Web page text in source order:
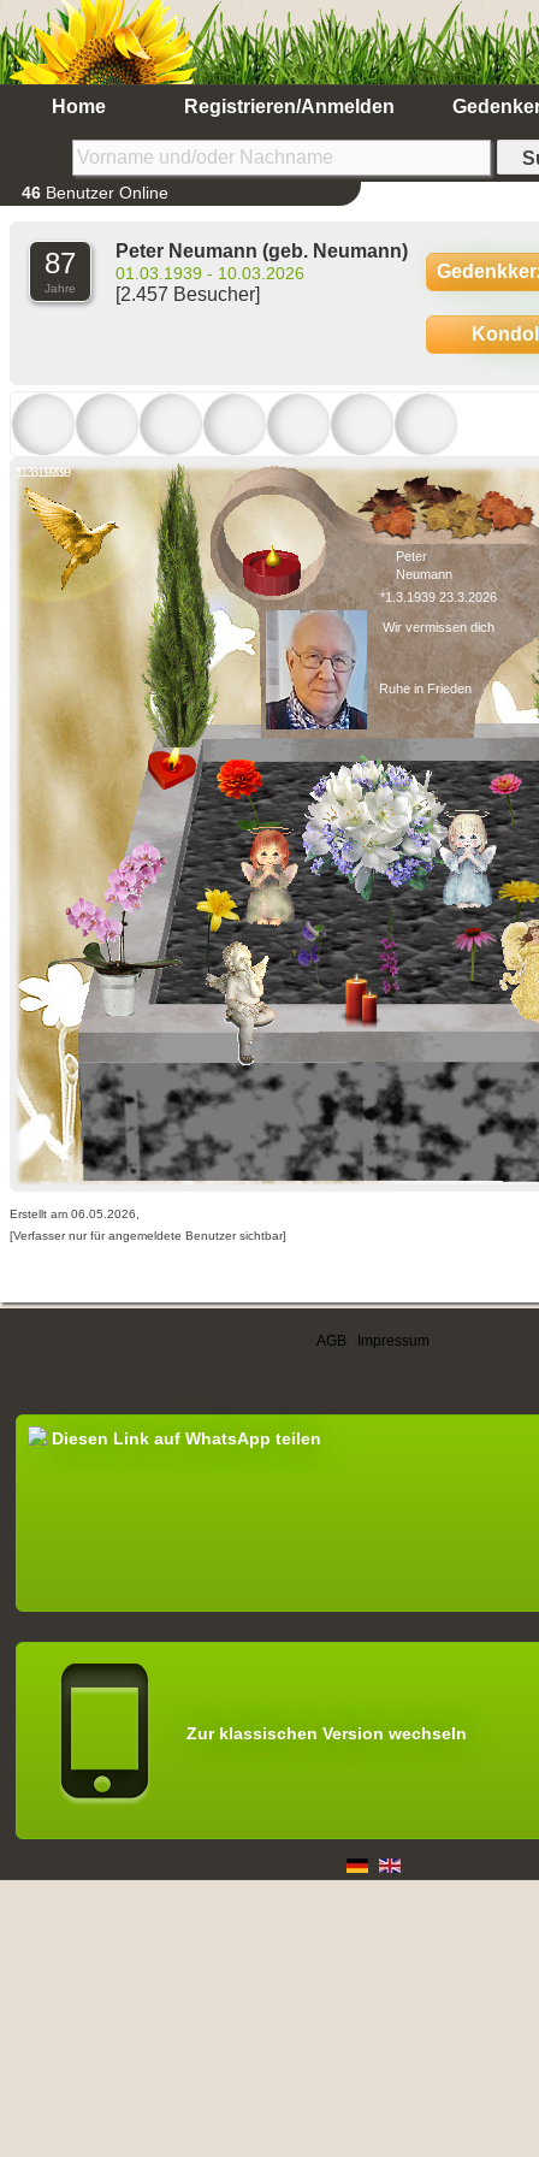
Home Registrieren/Anmelden
46 Benutzer Online
87
Jahre
Peter Neumann (geb. Neumann)
01.03.1939 - 10.03.2026
[2.457 Besucher]
Peter
Neumann
*1.3.1939
1.3.1939
Wir vermissen dich
Ruhe in Frieden
*1.3.1939 23.3.2026
Erstellt am 06.05.2026,
[Verfasser nur für angemeldete Benutzer sichtbar]
AGB Impressum
Diesen Link auf WhatsApp teilen
Zur klassischen Version wechseln